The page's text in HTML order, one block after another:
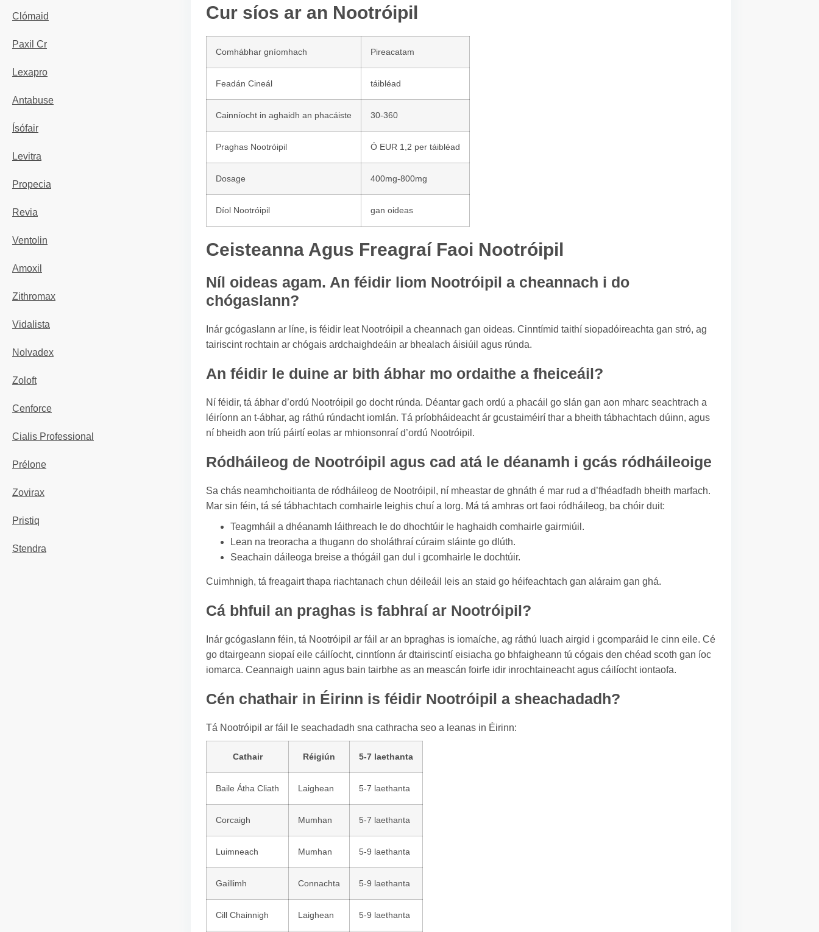
Clómaid
Paxil Cr
Lexapro
Antabuse
Ísófair
Levitra
Propecia
Revia
Ventolin
Amoxil
Zithromax
Vidalista
Nolvadex
Zoloft
Cenforce
Cialis Professional
Prélone
Zovirax
Pristiq
Stendra
Cur síos ar an Nootróipil
Comhábhar gníomhach Pireacatam
Feadán Cineál táibléad
Cainníocht in aghaidh an phacáiste 30-360
Praghas Nootróipil Ó EUR 1,2 per táibléad
Dosage 400mg-800mg
Díol Nootróipil gan oideas
Ceisteanna Agus Freagraí Faoi Nootróipil
Níl oideas agam. An féidir liom Nootróipil a cheannach i do
chógaslann?
Inár gcógaslann ar líne, is féidir leat Nootróipil a cheannach gan oideas. Cinntímid taithí siopadóireachta gan stró, ag
tairiscint rochtain ar chógais ardchaighdeáin ar bhealach áisiúil agus rúnda.
An féidir le duine ar bith ábhar mo ordaithe a fheiceáil?
Ní féidir, tá ábhar d’ordú Nootróipil go docht rúnda. Déantar gach ordú a phacáil go slán gan aon mharc seachtrach a
léiríonn an t-ábhar, ag ráthú rúndacht iomlán. Tá príobháideacht ár gcustaiméirí thar a bheith tábhachtach dúinn, agus
ní bheidh aon tríú páirtí eolas ar mhionsonraí d’ordú Nootróipil.
Ródháileog de Nootróipil agus cad atá le déanamh i gcás ródháileoige
Sa chás neamhchoitianta de ródháileog de Nootróipil, ní mheastar de ghnáth é mar rud a d’fhéadfadh bheith marfach.
Mar sin féin, tá sé tábhachtach comhairle leighis chuí a lorg. Má tá amhras ort faoi ródháileog, ba chóir duit:
Teagmháil a dhéanamh láithreach le do dhochtúir le haghaidh comhairle gairmiúil.
Lean na treoracha a thugann do sholáthraí cúraim sláinte go dlúth.
Seachain dáileoga breise a thógáil gan dul i gcomhairle le dochtúir.
Cuimhnigh, tá freagairt thapa riachtanach chun déileáil leis an staid go héifeachtach gan aláraim gan ghá.
Cá bhfuil an praghas is fabhraí ar Nootróipil?
Inár gcógaslann féin, tá Nootróipil ar fáil ar an bpraghas is iomaíche, ag ráthú luach airgid i gcomparáid le cinn eile. Cé
go dtairgeann siopaí eile cáilíocht, cinntíonn ár dtairiscintí eisiacha go bhfaigheann tú cógais den chéad scoth gan íoc
iomarca. Ceannaigh uainn agus bain tairbhe as an meascán foirfe idir inrochtaineacht agus cáilíocht iontaofa.
Cén chathair in Éirinn is féidir Nootróipil a sheachadadh?
Tá Nootróipil ar fáil le seachadadh sna cathracha seo a leanas in Éirinn:
Cathair Réigiún 5-7 laethanta
Baile Átha Cliath Laighean 5-7 laethanta
Corcaigh Mumhan 5-7 laethanta
Luimneach Mumhan 5-9 laethanta
Gaillimh Connachta 5-9 laethanta
Cill Chainnigh Laighean 5-9 laethanta